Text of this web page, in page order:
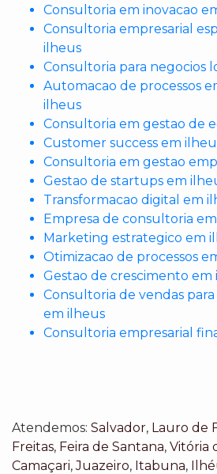
Consultoria em inovacao
Consultoria empresarial
ilheus
Consultoria para negocios
Automacao de processos
ilheus
Consultoria em gestao de
Customer success em
Consultoria em gestao
Gestao de startups em
Transformacao digital em
Empresa de consultoria
Marketing estrategico em
Otimizacao de processos
Gestao de crescimento em
Consultoria de vendas
em ilheus
Consultoria empresarial
Atendemos: Salvador, Lauro de
Freitas, Feira de Santana, Vitória
Camaçari,Juazeiro, Itabuna,